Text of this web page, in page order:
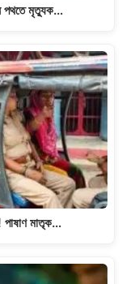
পথতে মৃত্যুক…
পাষাণ মাতৃক…